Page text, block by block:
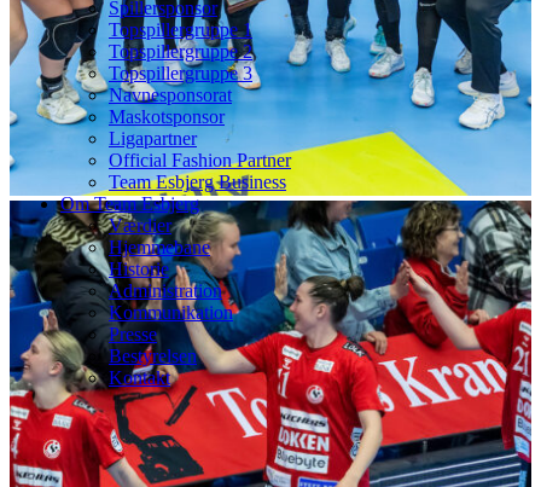
Spillersponsor
Topspillergruppe 1
Topspillergruppe 2
Topspillergruppe 3
Navnesponsorat
Maskotsponsor
Ligapartner
Official Fashion Partner
Team Esbjerg Business
Om Team Esbjerg
Værdier
Hjemmebane
Historie
Administration
Kommunikation
Presse
Bestyrelsen
Kontakt